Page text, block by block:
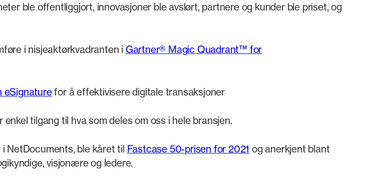
ble offentliggjort, innovasjoner ble avslørt, partnere og kunder ble priset, og
i nisjeaktørkvadranten i Gartner® Magic Quadrant™ for
eSignaturefor å effektivisere digitale transaksjoner
tilgang til hva som deles om oss i hele bransjen.
NetDocuments, ble kåret til Fastcase 50-prisen for 2021 og anerkjent blant
visjonære og ledere.